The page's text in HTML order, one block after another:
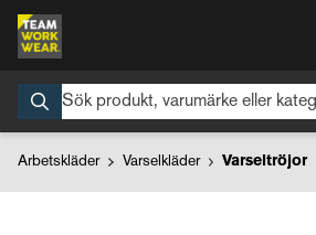
Arbetskläder Varselkläder Varseltröjor